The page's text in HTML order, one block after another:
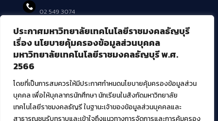
ประกาศมหาวิทยาลัยเทคโนโลยีราชมงคลธัญบุรี
เรื่อง นโยบายคุ้มครองข้อมูลส่วนบุคคล
มหาวิทยาลัยเทคโนโลยีราชมงคลธัญบุรี พ.ศ.
2566
โดยที่เป็นการสมควรให้มีประกาศกำหนดนโยบายคุ้มครองข้อมูลส่วน
บุคคล เพื่อให้บุคลากรนักศึกษา นักเรียนในสังกัดมหาวิทยาลัย
เทคโนโลยีราชมงคลธัญรี ในฐานะเจ้าของข้อมูลส่วนบุคคลและ
สาธารณชนรับทราบและเข้าใจถึงแนวทางการจัดการและการคุ้มครอง
02 549 3074
บริการอื่นๆ ของ สวส.
ศูนย์สื่อดิจิทัล
ศูนย์นวัตกรรมและความรู้
สมัยใหม่ (MoSeC)